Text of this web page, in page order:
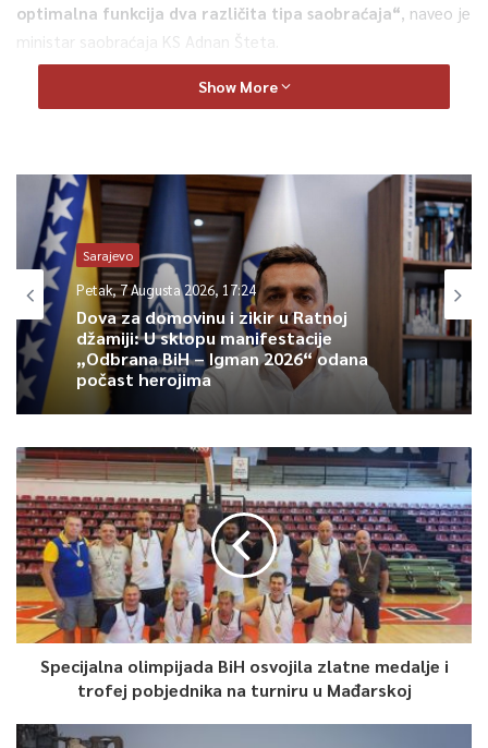
optimalna funkcija dva različita tipa saobraćaja“ , naveo je
ministar saobraćaja KS Adnan Šteta.
0
Article Rating
Show More
Sarajevo
Petak, 7 Augusta 2026, 17:24
Dova za domovinu i zikir u Ratnoj
džamiji: U sklopu manifestacije
„Odbrana BiH – Igman 2026“ odana
počast herojima
Specijalna olimpijada BiH osvojila zlatne medalje i
trofej pobjednika na turniru u Mađarskoj